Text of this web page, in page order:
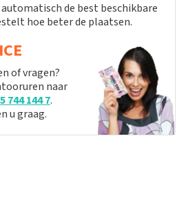
de best beschikbare
hoe beter de plaatsen.
of vragen?
naar
744 144 7.
u graag.